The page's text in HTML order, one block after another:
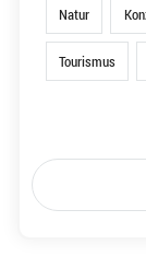
Natur
Tourismus